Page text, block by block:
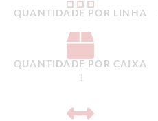
QUANTIDADE POR LINHA
QUANTIDADE POR CAIXA
1